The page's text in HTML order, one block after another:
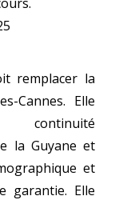
remplacer la
Cannes. Elle
continuité
la Guyane et
et
garantie. Elle